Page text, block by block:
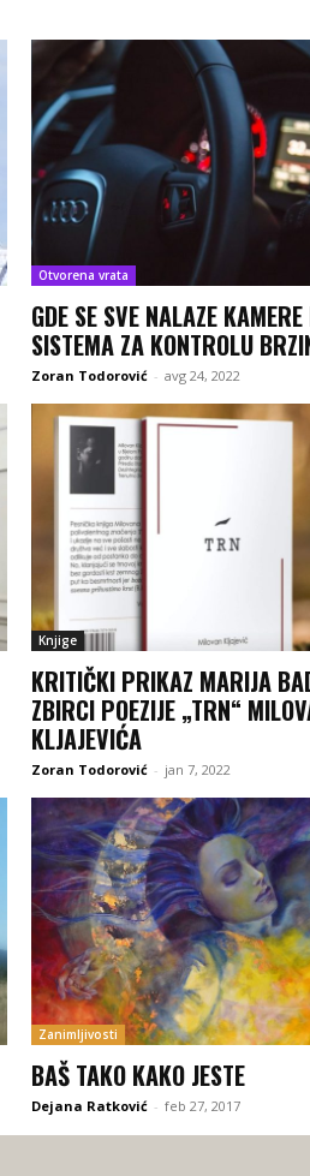
Otvorena vrata
GDE SE SVE NALAZE KAMERE
SISTEMA ZA KONTROLU
Zoran Todorović - avg 24, 2022
Knjige
KRITIČKI PRIKAZ MARIJA
ZBIRCI POEZIJE „TRN“
KLJAJEVIĆA
Zoran Todorović - jan 7, 2022
Zanimljivosti
BAŠ TAKO KAKO JESTE
Dejana Ratković - feb 27, 2017